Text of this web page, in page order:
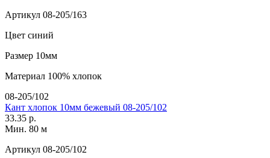
Артикул 08-205/163
Цвет синий
Размер 10мм
Материал 100% хлопок
08-205/102
Кант хлопок 10мм бежевый 08-205/102
33.35 р.
Мин. 80 м
Артикул 08-205/102